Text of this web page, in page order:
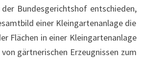
Bundesgerichtshof entschieden,
einer Kleingartenanlage die
Flächen in einer Kleingartenanlage
gärtnerischen Erzeugnissen zum